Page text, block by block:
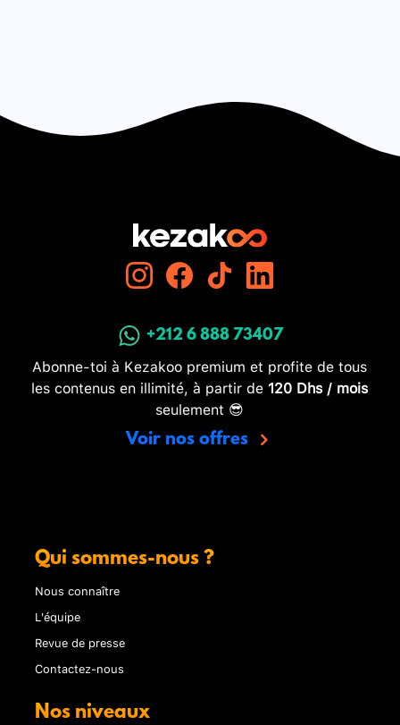
+212 6 888 73407
Abonne-toi à Kezakoo premium et profite de tous
les contenus en illimité, à partir de 120 Dhs / mois
seulement 😎
Voir nos offres
Qui sommes-nous ?
Nous connaître
L'équipe
Revue de presse
Contactez-nous
Nos niveaux